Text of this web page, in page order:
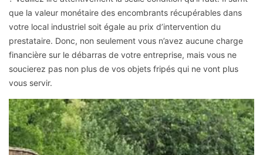
que la valeur monétaire des encombrants récupérables dans
votre local industriel soit égale au prix d’intervention du
prestataire. Donc, non seulement vous n’avez aucune charge
financière sur le débarras de votre entreprise, mais vous ne
soucierez pas non plus de vos objets fripés qui ne vont plus
vous servir.